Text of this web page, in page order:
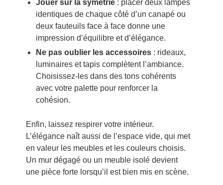
Jouer sur la symétrie: placer deux lampes
identiques de chaque côté d’un canapé ou
deux fauteuils face à face donne une
impression d’équilibre et d’élégance.
Ne pas oublier les accessoires: rideaux,
luminaires et tapis complètent l’ambiance.
Choisissez-les dans des tons cohérents
avec votre palette pour renforcer la
cohésion.
Enfin, laissez respirer votre intérieur.
L’élégance naît aussi de l’espace vide, qui met
en valeur les meubles et les couleurs choisis.
Un mur dégagé ou un meuble isolé devient
une pièce forte lorsqu’il est bien mis en scène.